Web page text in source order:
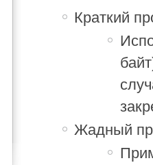
Краткий
Жадный